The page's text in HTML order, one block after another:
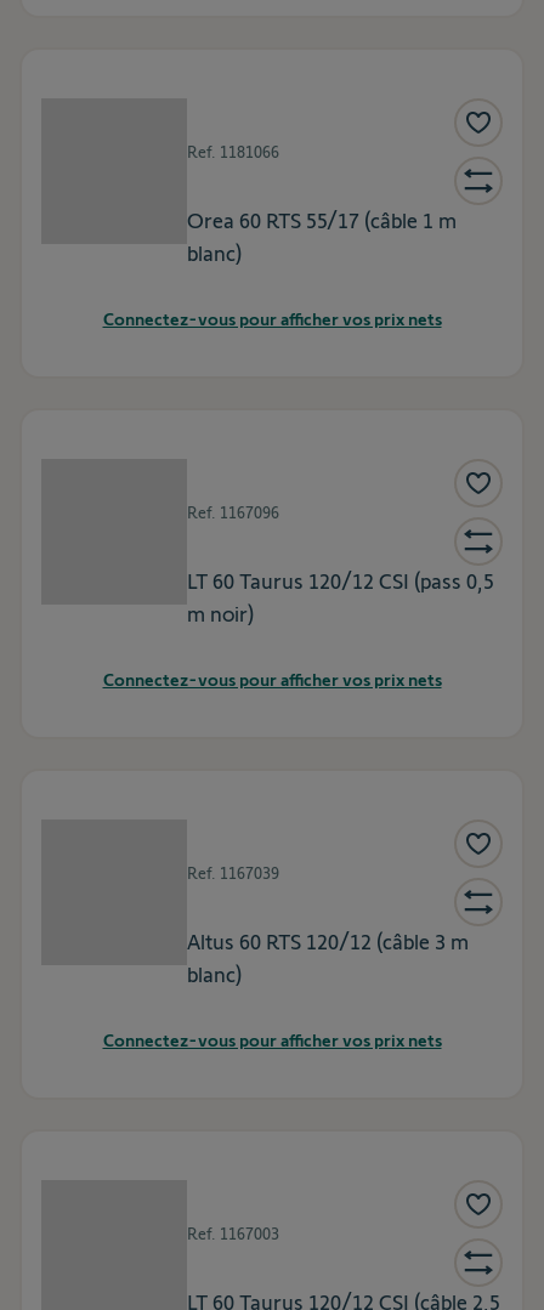
Ref. 1181066
Orea 60 RTS 55/17 (câble 1 m
blanc)
Connectez-vous pour afficher vos prix nets
Ref. 1167096
LT 60 Taurus 120/12 CSI (pass 0,5
m noir)
Connectez-vous pour afficher vos prix nets
Ref. 1167039
Altus 60 RTS 120/12 (câble 3 m
blanc)
Connectez-vous pour afficher vos prix nets
Ref. 1167003
LT 60 Taurus 120/12 CSI (câble 2,5